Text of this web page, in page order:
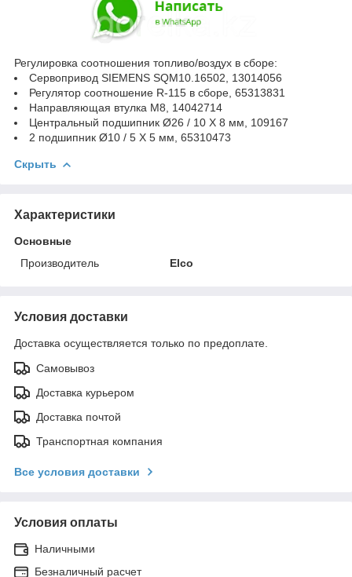
Регулировка соотношения топливо/воздух в сборе:
Сервопривод SIEMENS SQM10.16502, 13014056
Регулятор соотношение R-115 в сборе, 65313831
Направляющая втулка M8, 14042714
Центральный подшипник Ø26 / 10 X 8 мм, 109167
2 подшипник Ø10 / 5 X 5 мм, 65310473
Скрыть
Характеристики
Основные
Производитель
Elco
Условия доставки
Доставка осуществляется только по предоплате.
Самовывоз
Доставка курьером
Доставка почтой
Транспортная компания
Все условия доставки
Условия оплаты
Наличными
Безналичный расчет